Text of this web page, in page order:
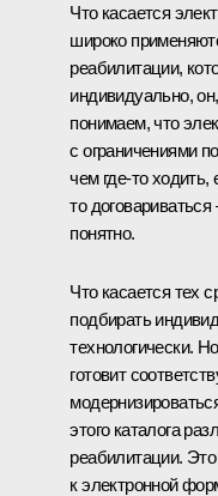
Что касается
широко
реабилитации,
индивидуально,
понимаем, что
с ограничениями
чем где-то ходить,
то
понятно.
Что касается тех
подбирать
технологически.
готовит
этого каталога
реабилитации.
к электронной